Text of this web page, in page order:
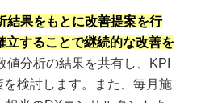
結果をもとに改善提案を行
立することで継続的な改善を
値分析の結果を共有し、KPI
検討します。また、毎月施